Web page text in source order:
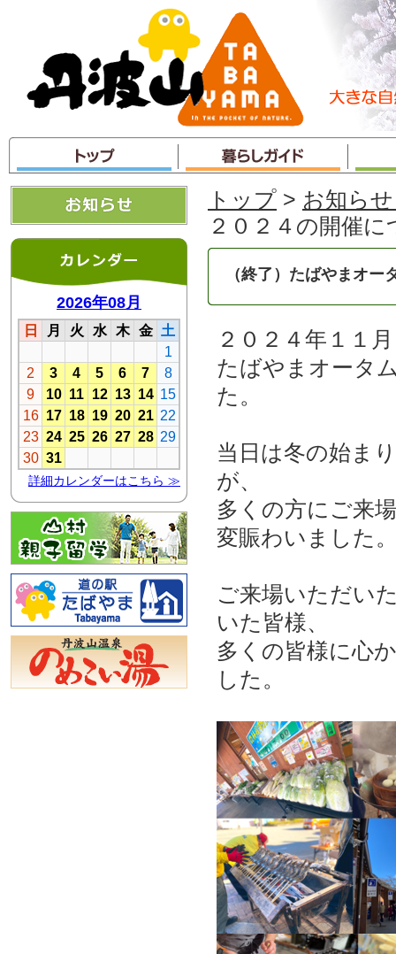
ャ
ン
プ
トップ > お知ら
２０２４の開催に
（終了）たばやまオ
２０２４年１１
たばやまオータ
た。
当日は冬の始ま
が、
多くの方にご来
変賑わいました
ご来場いただい
いた皆様、
多くの皆様に心
した。